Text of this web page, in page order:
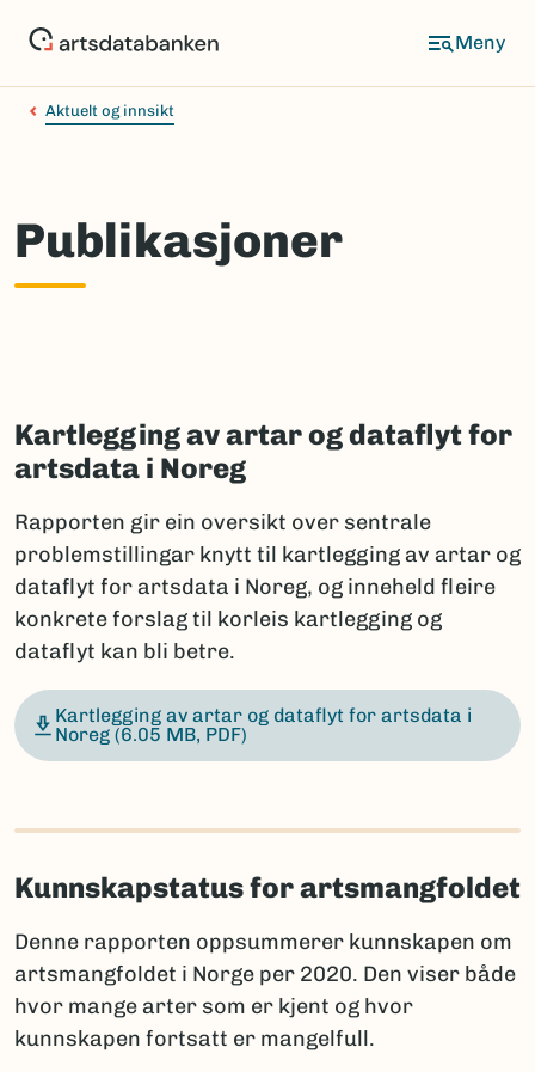
Aktuelt og innsikt
Publikasjoner
Kartlegging av artar og dataflyt for
artsdata i Noreg
Rapporten gir ein oversikt over sentrale
problemstillingar knytt til kartlegging av artar og
dataflyt for artsdata i Noreg, og inneheld fleire
konkrete forslag til korleis kartlegging og
dataflyt kan bli betre.
Kartlegging av artar og dataflyt for artsdata i
Noreg (6.05 MB, PDF)
Kunnskapstatus for artsmangfoldet
Denne rapporten oppsummerer kunnskapen om
artsmangfoldet i Norge per 2020. Den viser både
hvor mange arter som er kjent og hvor
kunnskapen fortsatt er mangelfull.